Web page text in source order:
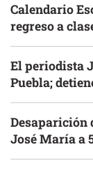
Calendario
regreso a
El periodista
Puebla;
Desaparición
José María a